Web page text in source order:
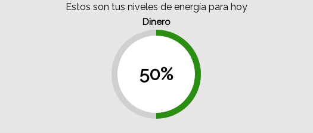
Estos son tus niveles de energía para hoy
Dinero
50%